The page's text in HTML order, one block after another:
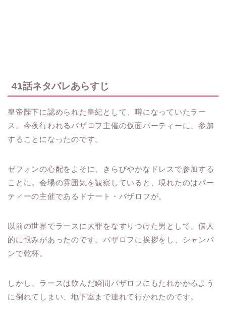
41話ネタバレあらすじ
皇帝陛下に認められた皇紀として、噂になっていたラー
ス。今夜行われるバザロフ主催の仮面パーティーに、参加
することになったのです。
ゼフォンの心配をよそに、きらびやかなドレスで参加する
ことに。会場の雰囲気を観察していると、現れたのはパー
ティーの主催であるドナート・バザロフが。
以前の世界でラースに大罪をなすりつけた男として、個人
的に恨みがあったのです。バザロフに挨拶をし、シャンパ
ンで乾杯。
しかし、ラースは飲んだ瞬間バザロフにもたれかかるよう
に倒れてしまい、地下室まで連れて行かれたのです。